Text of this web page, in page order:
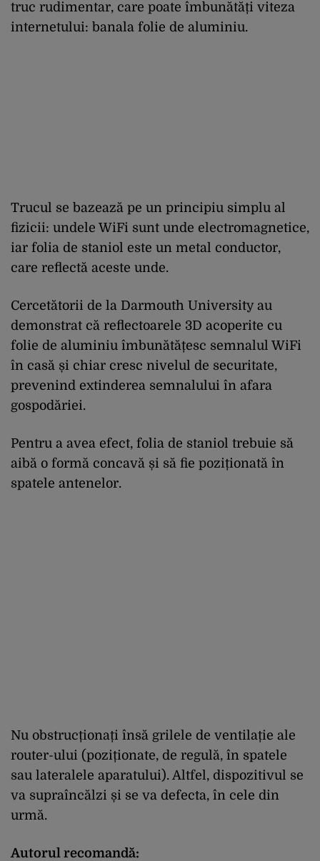
truc rudimentar, care poate îmbunătăți viteza
internetului: banala folie de aluminiu.
Trucul se bazează pe un principiu simplu al
fizicii: undele WiFi sunt unde electromagnetice,
iar folia de staniol este un metal conductor,
care reflectă aceste unde.
Cercetătorii de la Darmouth University au
demonstrat că reflectoarele 3D acoperite cu
folie de aluminiu îmbunătățesc semnalul WiFi
în casă și chiar cresc nivelul de securitate,
prevenind extinderea semnalului în afara
gospodăriei.
Pentru a avea efect, folia de staniol trebuie să
aibă o formă concavă și să fie poziționată în
spatele antenelor.
Nu obstrucționați însă grilele de ventilație ale
router-ului (poziționate, de regulă, în spatele
sau lateralele aparatului). Altfel, dispozitivul se
va supraîncălzi și se va defecta, în cele din
urmă.
Autorul recomandă: